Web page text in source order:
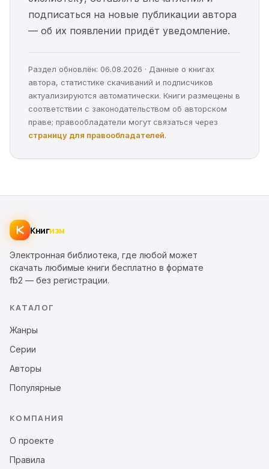
подписаться на новые публикации автора
— об их появлении придёт уведомление.
Раздел обновлён: 06.08.2026 · Данные о книгах
автора, статистике скачиваний и подписчиков
актуализируются автоматически. Книги размещены в
соответствии с законодательством об авторском
праве; правообладатели могут связаться через
страницу для правообладателей.
Книгизм
Электронная библиотека, где любой может
скачать любимые книги бесплатно в формате
fb2 — без регистрации.
КАТАЛОГ
Жанры
Серии
Авторы
Популярные
КОМПАНИЯ
О проекте
Правила